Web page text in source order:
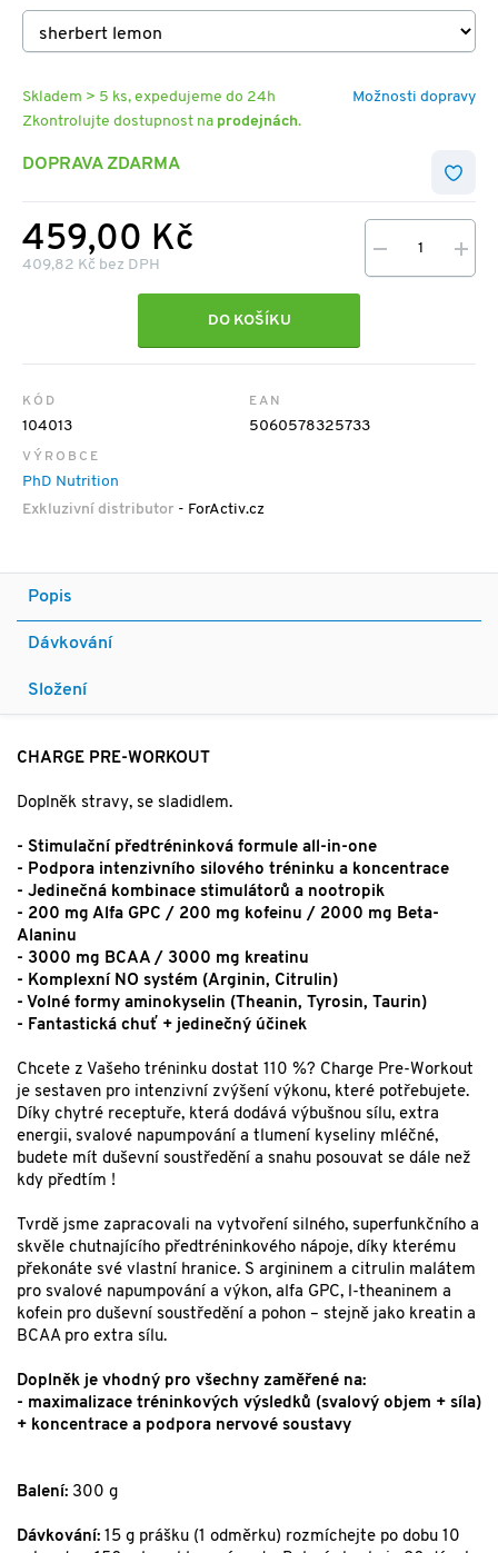
Možnosti dopravy
Skladem > 5 ks, expedujeme do 24h
Zkontrolujte dostupnost na prodejnách.
DOPRAVA ZDARMA
459,00 Kč
409,82 Kč bez DPH
DO KOŠÍKU
KÓD
104013
EAN
5060578325733
VÝROBCE
PhD Nutrition
Exkluzivní distributor - ForActiv.cz
Popis
Dávkování
Složení
CHARGE PRE-WORKOUT
Doplněk stravy, se sladidlem.
- Stimulační předtréninková formule all-in-one
- Podpora intenzivního silového tréninku a koncentrace
- Jedinečná kombinace stimulátorů a nootropik
- 200 mg Alfa GPC / 200 mg kofeinu / 2000 mg Beta-
Alaninu
- 3000 mg BCAA / 3000 mg kreatinu
- Komplexní NO systém (Arginin, Citrulin)
- Volné formy aminokyselin (Theanin, Tyrosin, Taurin)
- Fantastická chuť + jedinečný účinek
Chcete z Vašeho tréninku dostat 110 %? Charge Pre-Workout
je sestaven pro intenzivní zvýšení výkonu, které potřebujete.
Díky chytré receptuře, která dodává výbušnou sílu, extra
energii, svalové napumpování a tlumení kyseliny mléčné,
budete mít duševní soustředění a snahu posouvat se dále než
kdy předtím !
Tvrdě jsme zapracovali na vytvoření silného, superfunkčního a
skvěle chutnajícího předtréninkového nápoje, díky kterému
překonáte své vlastní hranice. S argininem a citrulin malátem
pro svalové napumpování a výkon, alfa GPC, l-theaninem a
kofein pro duševní soustředění a pohon – stejně jako kreatin a
BCAA pro extra sílu.
Doplněk je vhodný pro všechny zaměřené na:
- maximalizace tréninkových výsledků (svalový objem + síla)
+ koncentrace a podpora nervové soustavy
Balení: 300 g
Dávkování: 15 g prášku (1 odměrku) rozmíchejte po dobu 10